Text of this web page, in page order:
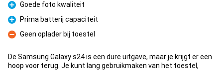
Pro
Goede foto kwaliteit
Pro
Prima batterij capaciteit
Con
Geen oplader bij toestel
De Samsung Galaxy s24 is een dure uitgave, maar je krijgt er een
hoop voor terug. Je kunt lang gebruikmaken van het toestel,